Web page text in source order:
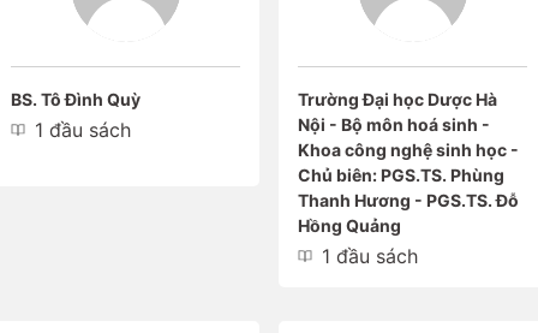
BS. Tô Đình Quỳ
1 đầu sách
Trường Đại học Dược Hà
Nội - Bộ môn hoá sinh -
Khoa công nghệ sinh học -
Chủ biên: PGS.TS. Phùng
Thanh Hương - PGS.TS. Đỗ
Hồng Quảng
1 đầu sách